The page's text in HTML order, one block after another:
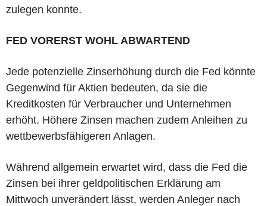
zulegen konnte.
FED VORERST WOHL ABWARTEND
Jede potenzielle Zinserhöhung durch die Fed könnte
Gegenwind für Aktien bedeuten, da sie die
Kreditkosten für Verbraucher und Unternehmen
erhöht. Höhere Zinsen machen zudem Anleihen zu
wettbewerbsfähigeren Anlagen.
Während allgemein erwartet wird, dass die Fed die
Zinsen bei ihrer geldpolitischen Erklärung am
Mittwoch unverändert lässt, werden Anleger nach